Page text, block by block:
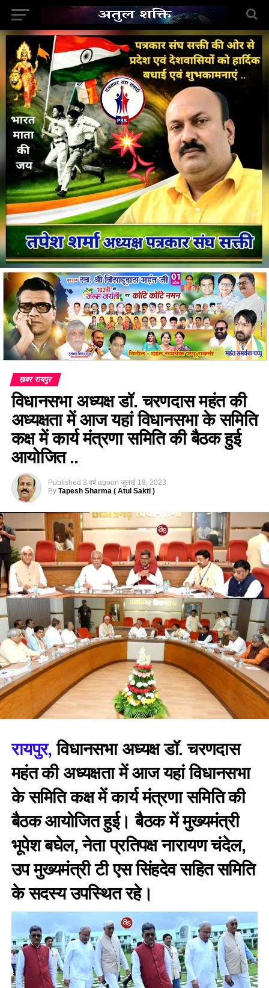
ख़बर रायपुर
विधानसभा अध्यक्ष डॉ. चरणदास महंत की
अध्यक्षता में आज यहां विधानसभा के समिति
कक्ष में कार्य मंत्रणा समिति की बैठक हुई
आयोजित ..
Published 3 वर्ष agoon जुलाई 18, 2023
By Tapesh Sharma ( Atul Sakti )
रायपुर, विधानसभा अध्यक्ष डॉ. चरणदास
महंत की अध्यक्षता में आज यहां विधानसभा
के समिति कक्ष में कार्य मंत्रणा समिति की
बैठक आयोजित हुई। बैठक में मुख्यमंत्री
भूपेश बघेल, नेता प्रतिपक्ष नारायण चंदेल,
उप मुख्यमंत्री टी एस सिंहदेव सहित समिति
के सदस्य उपस्थित रहे।